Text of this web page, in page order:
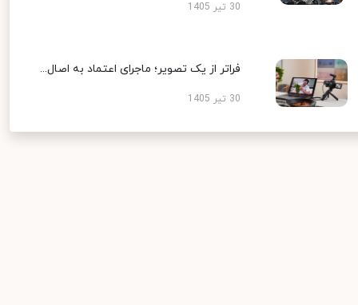
30 تیر 1405
فراتر از یک تصویر؛ ماجرای اعتماد به اصال...
30 تیر 1405